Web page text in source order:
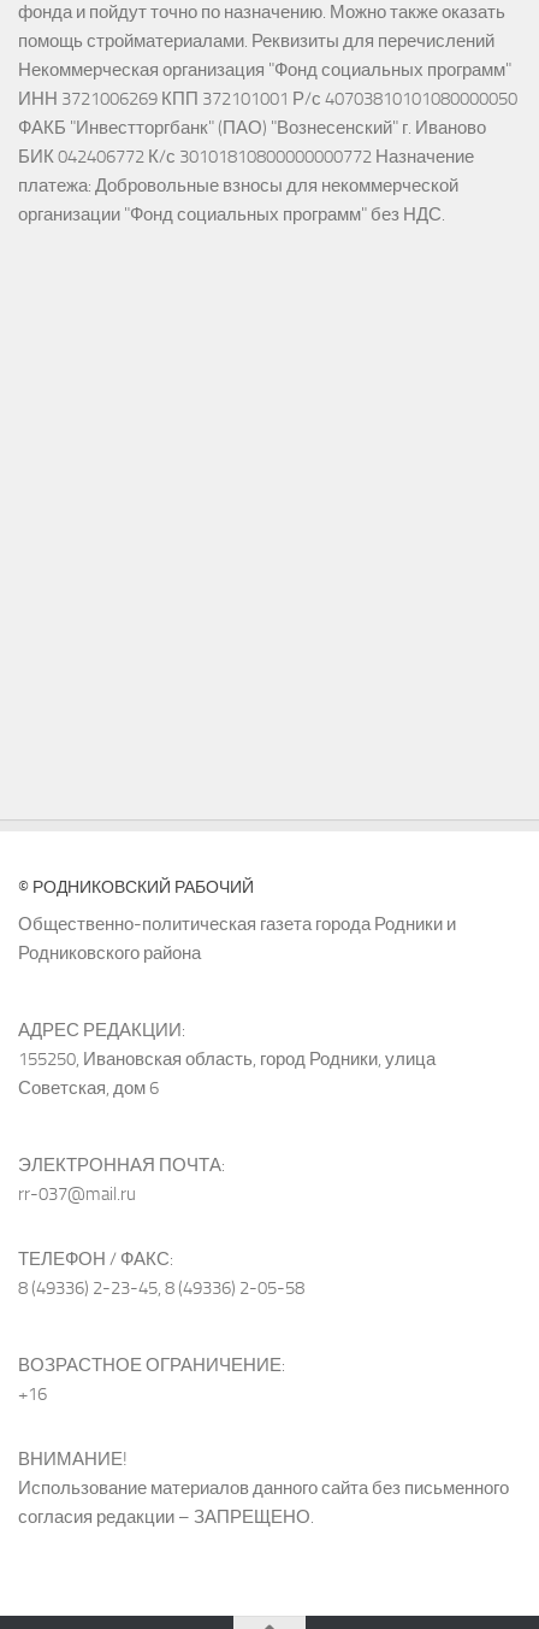
фонда и пойдут точно по назначению. Можно также оказать
помощь стройматериалами. Реквизиты для перечислений
Некоммерческая организация "Фонд социальных программ"
ИНН 3721006269 КПП 372101001 Р/с 40703810101080000050
ФАКБ "Инвестторгбанк" (ПАО) "Вознесенский" г. Иваново
БИК 042406772 К/с 30101810800000000772 Назначение
платежа: Добровольные взносы для некоммерческой
организации "Фонд социальных программ" без НДС.
© РОДНИКОВСКИЙ РАБОЧИЙ
Общественно-политическая газета города Родники и
Родниковского района
АДРЕС РЕДАКЦИИ:
155250, Ивановская область, город Родники, улица
Советская, дом 6
ЭЛЕКТРОННАЯ ПОЧТА:
rr-037@mail.ru
ТЕЛЕФОН / ФАКС:
8 (49336) 2-23-45, 8 (49336) 2-05-58
ВОЗРАСТНОЕ ОГРАНИЧЕНИЕ:
+16
ВНИМАНИЕ!
Использование материалов данного сайта без письменного
согласия редакции – ЗАПРЕЩЕНО.